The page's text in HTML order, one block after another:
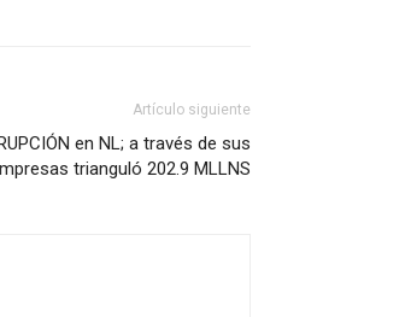
Artículo siguiente
en NL; a través de sus
trianguló 202.9 MLLNS